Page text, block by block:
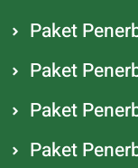
Paket
Paket
Paket
Paket